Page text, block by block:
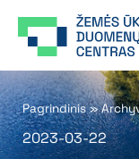
prie
Pagrindinis»
2023-03-22